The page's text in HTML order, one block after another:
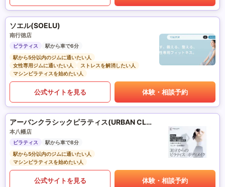
ソエル(SOELU)
南行徳店
ピラティス
駅から車で6分
駅から5分以内のジムに通いたい人
女性専用ジムに通いたい人
ストレスを解消したい人
マシンピラティスを始めたい人
公式サイトを見る 体験・相談予約
アーバンクラシックピラティス(URBAN CLASSIC PILATES)
本八幡店
ピラティス
駅から車で8分
駅から5分以内のジムに通いたい人
マシンピラティスを始めたい人
公式サイトを見る 体験・相談予約